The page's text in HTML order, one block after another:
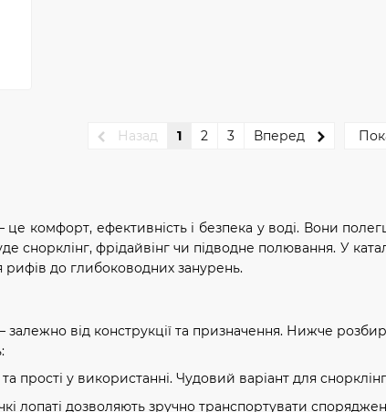
це комфорт, ефективність і безпека у воді. Вони
снорклінг, фрідайвінг чи підводне полювання. У
рифів до глибоководних занурень.
залежно від конструкції та призначення. Нижче
та прості у використанні. Чудовий варіант для
лопаті дозволяють зручно транспортувати
Назад 1 2 3 Вперед